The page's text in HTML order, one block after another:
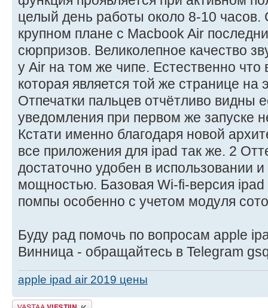
целый день работы около 8-10
крупном плане с Macbook Air
сюрпризов. Великолепное качество
у Air на том же чипе. Естественно что
которая является той же странице на
Отпечатки пальцев отчётливо видны
уведомления при первом же запуске
Кстати именно благодаря новой
все приложения для ipad так же. 2
достаточно удобен в использовании
мощностью. Базовая Wi-fi-версия
помпы особенно с учетом модуля
Буду рад помочь по вопросам apple
Винница - обращайтесь в Telegram
apple ipad air 2019 цены
Lähetä vastaus